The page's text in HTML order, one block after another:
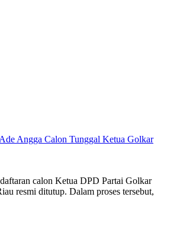
Angga Calon Tunggal Ketua Golkar
calon Ketua DPD Partai Golkar
resmi ditutup. Dalam proses tersebut,